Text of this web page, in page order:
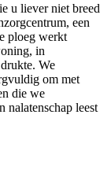
u liever niet breed
een
ploeg werkt
in
We
om met
die we
nalatenschap leest